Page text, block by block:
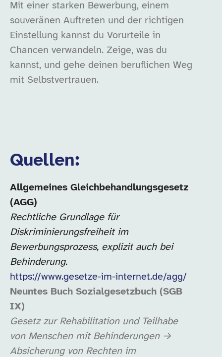
Mit einer starken Bewerbung, einem
souveränen Auftreten und der richtigen
Einstellung kannst du Vorurteile in
Chancen verwandeln. Zeige, was du
kannst, und gehe deinen beruflichen Weg
mit Selbstvertrauen.
Quellen:
Allgemeines Gleichbehandlungsgesetz
(AGG)
Rechtliche Grundlage für
Diskriminierungsfreiheit im
Bewerbungsprozess, explizit auch bei
Behinderung.
https://www.gesetze-im-internet.de/agg/
Neuntes Buch Sozialgesetzbuch (SGB
IX)
Gesetz zur Rehabilitation und Teilhabe
von Menschen mit Behinderungen →
Absicherung von Rechten im